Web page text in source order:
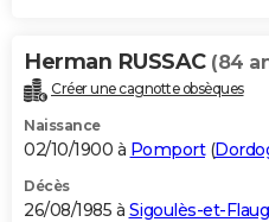
Herman RUSSAC (84
Créer une cagnotte obsèques
Naissance
02/10/1900 à Pomport(
Décès
26/08/1985 à Sigoulès-et-